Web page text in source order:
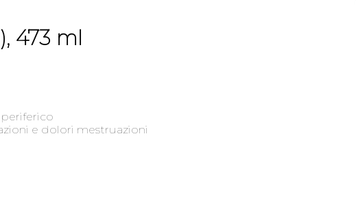
473 ml
e dolori mestruazioni